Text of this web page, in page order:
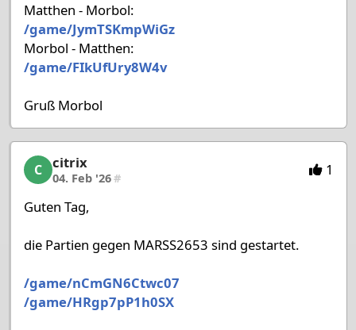
Matthen - Morbol:
/game/JymTSKmpWiGz
Morbol - Matthen:
/game/FIkUfUry8W4v
Gruß Morbol
citrix, 43/53, 04. Feb '26
C citrix
04. Feb '26# 1
Guten Tag,
die Partien gegen MARSS2653 sind gestartet.
/game/nCmGN6Ctwc07
/game/HRgp7pP1h0SX